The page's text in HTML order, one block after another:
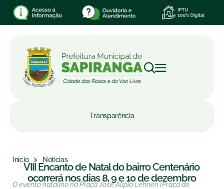
Transparência
Início Notícias
VIII Encanto de Natal do bairro Centenário
ocorrerá nos dias 8, 9 e 10 de dezembro
O evento natalino na Praça José Alipio Lehnen (Praça do